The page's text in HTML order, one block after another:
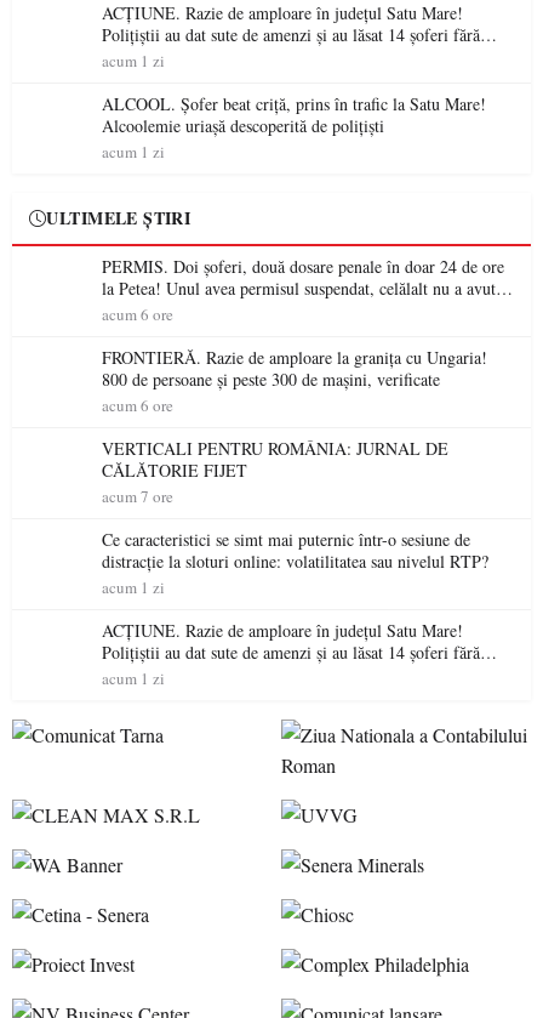
ACȚIUNE. Razie de amploare în județul Satu Mare!
Polițiștii au dat sute de amenzi și au lăsat 14 șoferi fără
permis într-o singură zi
acum 1 zi
ALCOOL. Șofer beat criță, prins în trafic la Satu Mare!
Alcoolemie uriașă descoperită de polițiști
acum 1 zi
ULTIMELE ȘTIRI
PERMIS. Doi șoferi, două dosare penale în doar 24 de ore
la Petea! Unul avea permisul suspendat, celălalt nu a avut
niciodată permis
acum 6 ore
FRONTIERĂ. Razie de amploare la granița cu Ungaria!
800 de persoane și peste 300 de mașini, verificate
acum 6 ore
VERTICALI PENTRU ROMÂNIA: JURNAL DE
CĂLĂTORIE FIJET
acum 7 ore
Ce caracteristici se simt mai puternic într-o sesiune de
distracție la sloturi online: volatilitatea sau nivelul RTP?
acum 1 zi
ACȚIUNE. Razie de amploare în județul Satu Mare!
Polițiștii au dat sute de amenzi și au lăsat 14 șoferi fără
permis într-o singură zi
acum 1 zi